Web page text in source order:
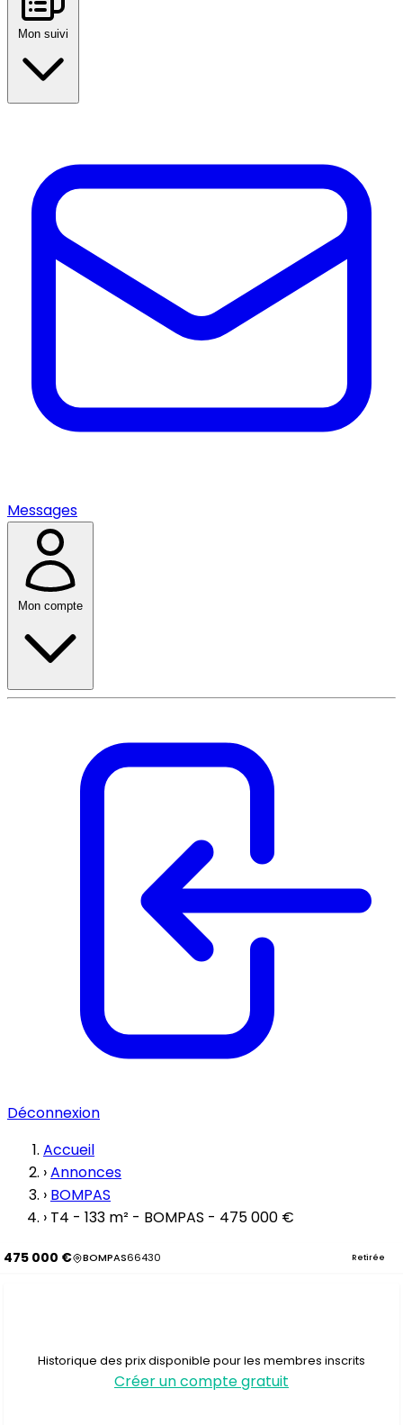
Mon suivi
Messages
Mon compte
Déconnexion
Accueil
›Annonces
› BOMPAS
› T4 - 133 m² - BOMPAS - 475 000 €
475 000 € BOMPAS66430 Retirée
Historique des prix disponible pour les membres inscrits
Créer un compte gratuit